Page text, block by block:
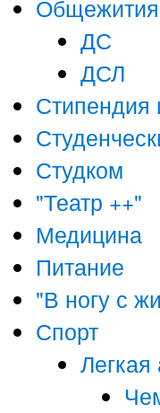
Общежития
ДС
ДСЛ
Студком
"Театр ++"
Медицина
Питание
"В ногу с
Спорт
Легкая